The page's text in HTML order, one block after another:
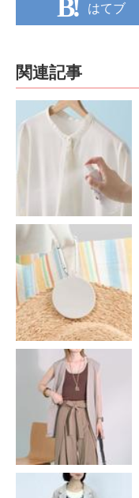
はてブ
関連記事